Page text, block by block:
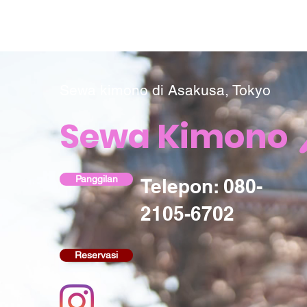
Sewa kimono di Asakusa, Tokyo
Sewa Kimono
Panggilan
Telepon: 080-
2105-6702
Reservasi